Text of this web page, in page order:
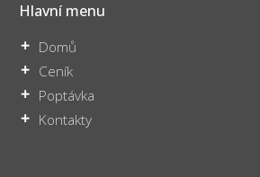
Hlavní menu
Domů
Ceník
Poptávka
Kontakty